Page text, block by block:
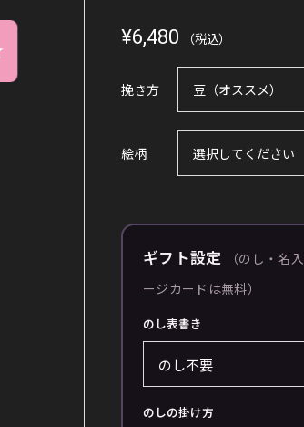
¥6,480 （税込）
挽き方
絵柄
ギフト設定 （のし・名
ージカードは無料）
のし表書き
のしの掛け方